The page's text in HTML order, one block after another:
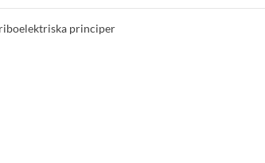
principer